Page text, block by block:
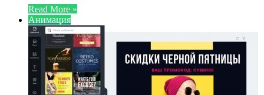
Read More »
Анимация